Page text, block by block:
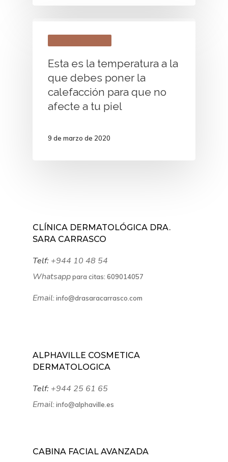
Esta es la temperatura a la
que debes poner la
calefacción para que no
afecte a tu piel
9 de marzo de 2020
CLÍNICA DERMATOLÓGICA DRA.
SARA CARRASCO
Telf: +944 10 48 54
Whatsapppara citas: 609014057
Email: info@drasaracarrasco.com
ALPHAVILLE COSMETICA
DERMATOLOGICA
Telf: +944 25 61 65
Email: info@alphaville.es
CABINA FACIAL AVANZADA